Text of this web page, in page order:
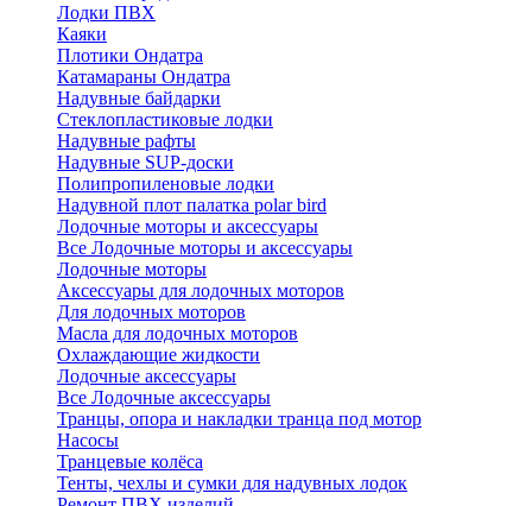
Лодки ПВХ
Каяки
Плотики Ондатра
Катамараны Ондатра
Надувные байдарки
Стеклопластиковые лодки
Надувные рафты
Надувные SUP-доски
Полипропиленовые лодки
Надувной плот палатка polar bird
Лодочные моторы и аксессуары
Все Лодочные моторы и аксессуары
Лодочные моторы
Аксессуары для лодочных моторов
Для лодочных моторов
Масла для лодочных моторов
Охлаждающие жидкости
Лодочные аксессуары
Все Лодочные аксессуары
Транцы, опора и накладки транца под мотор
Насосы
Транцевые колёса
Тенты, чехлы и сумки для надувных лодок